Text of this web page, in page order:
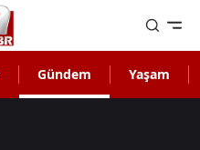
Gündem Yaşam